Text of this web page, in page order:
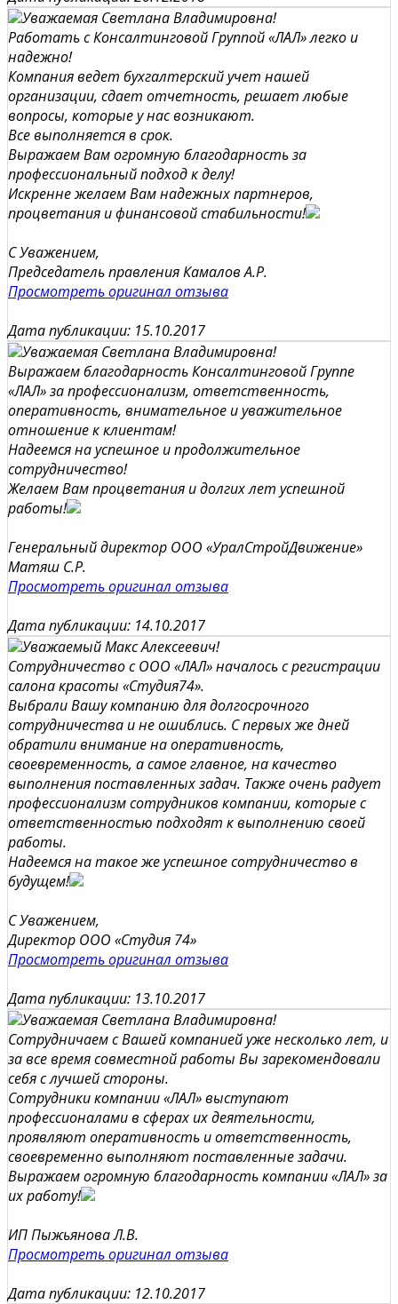
Уважаемая Светлана Владимировна!
Работать с Консалтинговой Группой «ЛАЛ» легко и
надежно!
Компания ведет бухгалтерский учет нашей
организации, сдает отчетность, решает любые
вопросы, которые у нас возникают.
Все выполняется в срок.
Выражаем Вам огромную благодарность за
профессиональный подход к делу!
Искренне желаем Вам надежных партнеров,
процветания и финансовой стабильности!
С Уважением,
Председатель правления Камалов А.Р.
Просмотреть оригинал отзыва
Дата публикации: 15.10.2017
Уважаемая Светлана Владимировна!
Выражаем благодарность Консалтинговой Группе
«ЛАЛ» за профессионализм, ответственность,
оперативность, внимательное и уважительное
отношение к клиентам!
Надеемся на успешное и продолжительное
сотрудничество!
Желаем Вам процветания и долгих лет успешной
работы!
Генеральный директор ООО «УралСтройДвижение»
Матяш С.Р.
Просмотреть оригинал отзыва
Дата публикации: 14.10.2017
Уважаемый Макс Алексеевич!
Сотрудничество с ООО «ЛАЛ» началось с регистрации
салона красоты «Студия74».
Выбрали Вашу компанию для долгосрочного
сотрудничества и не ошиблись. С первых же дней
обратили внимание на оперативность,
своевременность, а самое главное, на качество
выполнения поставленных задач. Также очень радует
профессионализм сотрудников компании, которые с
ответственностью подходят к выполнению своей
работы.
Надеемся на такое же успешное сотрудничество в
будущем!
С Уважением,
Директор ООО «Студия 74»
Просмотреть оригинал отзыва
Дата публикации: 13.10.2017
Уважаемая Светлана Владимировна!
Сотрудничаем с Вашей компанией уже несколько лет, и
за все время совместной работы Вы зарекомендовали
себя с лучшей стороны.
Сотрудники компании «ЛАЛ» выступают
профессионалами в сферах их деятельности,
проявляют оперативность и ответственность,
своевременно выполняют поставленные задачи.
Выражаем огромную благодарность компании «ЛАЛ» за
их работу!
ИП Пыжьянова Л.В.
Просмотреть оригинал отзыва
Дата публикации: 12.10.2017